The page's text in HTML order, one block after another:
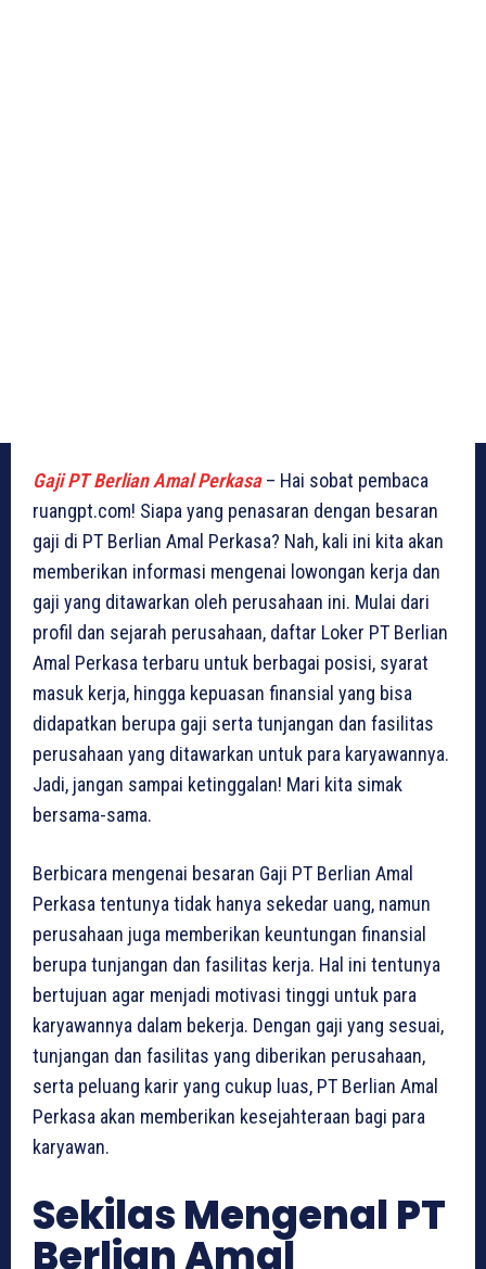
Gaji PT Berlian Amal Perkasa– Hai sobat pembaca
ruangpt.com! Siapa yang penasaran dengan besaran
gaji di PT Berlian Amal Perkasa? Nah, kali ini kita akan
memberikan informasi mengenai lowongan kerja dan
gaji yang ditawarkan oleh perusahaan ini. Mulai dari
profil dan sejarah perusahaan, daftar Loker PT Berlian
Amal Perkasa terbaru untuk berbagai posisi, syarat
masuk kerja, hingga kepuasan finansial yang bisa
didapatkan berupa gaji serta tunjangan dan fasilitas
perusahaan yang ditawarkan untuk para karyawannya.
Jadi, jangan sampai ketinggalan! Mari kita simak
bersama-sama.
Berbicara mengenai besaran Gaji PT Berlian Amal
Perkasa tentunya tidak hanya sekedar uang, namun
perusahaan juga memberikan keuntungan finansial
berupa tunjangan dan fasilitas kerja. Hal ini tentunya
bertujuan agar menjadi motivasi tinggi untuk para
karyawannya dalam bekerja. Dengan gaji yang sesuai,
tunjangan dan fasilitas yang diberikan perusahaan,
serta peluang karir yang cukup luas, PT Berlian Amal
Perkasa akan memberikan kesejahteraan bagi para
karyawan.
Sekilas Mengenal PT
Berlian Amal